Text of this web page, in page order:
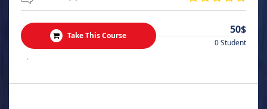
Take This Course 50$
0 Student
.